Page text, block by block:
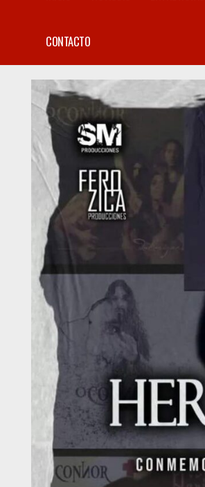
CONTACTO